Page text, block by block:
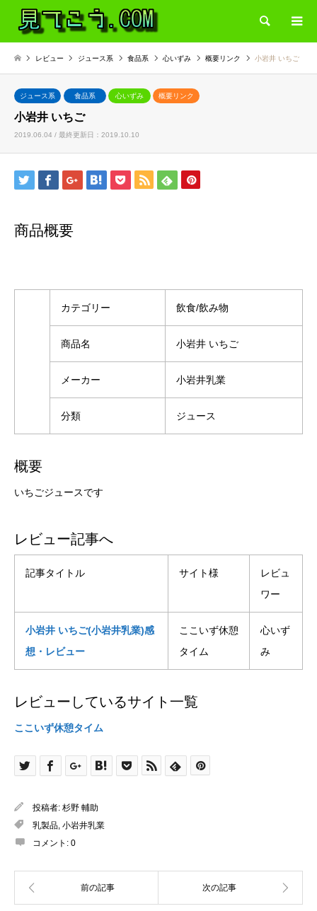
検索
レビュー ジュース系 食品系 心いずみ 概要リンク 小岩井 いちご
ジュース系 食品系 心いずみ 概要リンク
小岩井 いちご
2019.06.04 / 最終更新日：2019.10.10
商品概要
カテゴリー 飲食/飲み物
商品名 小岩井 いちご
メーカー 小岩井乳業
分類 ジュース
概要
いちごジュースです
レビュー記事へ
記事タイトル サイト様
レビュ
ワー
小岩井 いちご(小岩井乳業)感
想・レビュー
ここいず休憩
タイム
心いず
み
レビューしているサイト一覧
ここいず休憩タイム
投稿者: 杉野 輔助
乳製品, 小岩井乳業
コメント: 0